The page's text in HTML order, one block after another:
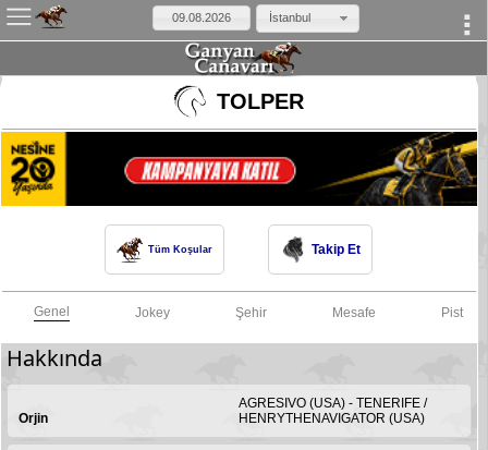
İstanbul
TOLPER
Tüm Koşular Takip Et
Genel Jokey Şehir Mesafe Pist
Hakkında
Orjin
AGRESIVO (USA) - TENERIFE /
HENRYTHENAVIGATOR (USA)
×